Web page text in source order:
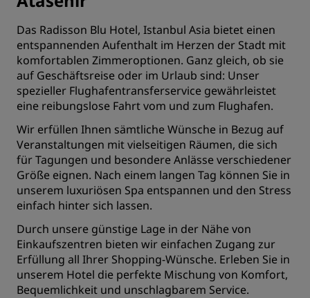
Das Radisson Blu Hotel, Istanbul Asia bietet einen
entspannenden Aufenthalt im Herzen der Stadt mit
komfortablen Zimmeroptionen. Ganz gleich, ob sie
auf Geschäftsreise oder im Urlaub sind: Unser
spezieller Flughafentransferservice gewährleistet
eine reibungslose Fahrt vom und zum Flughafen.
Wir erfüllen Ihnen sämtliche Wünsche in Bezug auf
Veranstaltungen mit vielseitigen Räumen, die sich
fürTagungen und besondere Anlässe verschiedener
Größe eignen. Nach einem langen Tag können Sie in
unserem luxuriösen Spa entspannen und den Stress
einfach hinter sich lassen.
Durch unsere günstige Lage in der Nähe von
Einkaufszentren bieten wir einfachen Zugang zur
Erfüllung all Ihrer Shopping-Wünsche. Erleben Sie in
unserem Hotel die perfekte Mischung von Komfort,
Bequemlichkeit und unschlagbarem Service.